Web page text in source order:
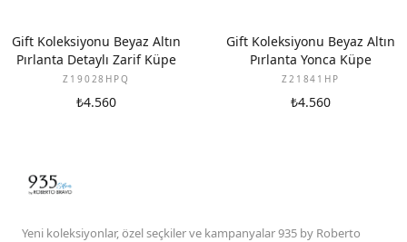
YENI
Gift Koleksiyonu Beyaz Altın
Pırlanta Detaylı Zarif Küpe
Z19028HPQ
₺4.560
YENI
Gift Koleksiyonu Beyaz Altın
Pırlanta Yonca Küpe
Z21841HP
₺4.560
Yeni koleksiyonlar, özel seçkiler ve kampanyalar 935 by Roberto